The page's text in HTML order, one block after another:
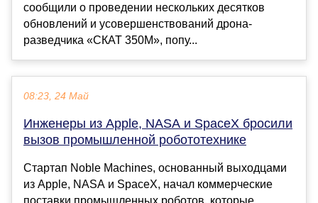
сообщили о проведении нескольких десятков
обновлений и усовершенствований дрона-
разведчика «СКАТ 350М», попу...
08:23, 24 Май
Инженеры из Apple, NASA и SpaceX бросили
вызов промышленной робототехнике
Стартап Noble Machines, основанный выходцами
из Apple, NASA и SpaceX, начал коммерческие
поставки промышленных роботов, которые